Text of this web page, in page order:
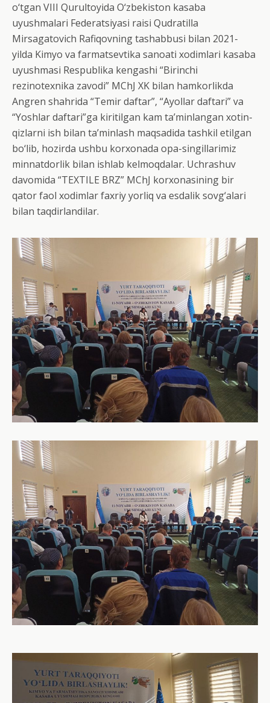
o‘tgan VIII Qurultoyida O‘zbekiston kasaba
uyushmalari Federatsiyasi raisi Qudratilla
Mirsagatovich Rafiqovning tashabbusi bilan 2021-
yilda Kimyo va farmatsevtika sanoati xodimlari kasaba
uyushmasi Respublika kengashi “Birinchi
rezinotexnika zavodi” MChJ XK bilan hamkorlikda
Angren shahrida “Temir daftar”, “Ayollar daftari” va
“Yoshlar daftari”ga kiritilgan kam ta’minlangan xotin-
qizlarni ish bilan ta’minlash maqsadida tashkil etilgan
bo‘lib, hozirda ushbu korxonada opa-singillarimiz
minnatdorlik bilan ishlab kelmoqdalar. Uchrashuv
davomida “TEXTILE BRZ” MChJ korxonasining bir
qator faol xodimlar faxriy yorliq va esdalik sovg‘alari
bilan taqdirlandilar.